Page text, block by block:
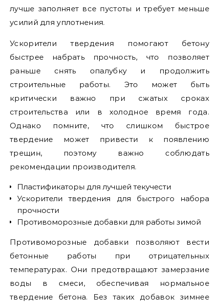
лучше заполняет все пустоты и требует меньше
усилий для уплотнения.
Ускорители твердения помогают бетону
быстрее набрать прочность, что позволяет
раньше снять опалубку и продолжить
строительные работы. Это может быть
критически важно при сжатых сроках
строительства или в холодное время года.
Однако помните, что слишком быстрое
твердение может привести к появлению
трещин, поэтому важно соблюдать
рекомендации производителя.
Пластификаторы для лучшей текучести
Ускорители твердения для быстрого набора
прочности
Противоморозные добавки для работы зимой
Противоморозные добавки позволяют вести
бетонные работы при отрицательных
температурах. Они предотвращают замерзание
воды в смеси, обеспечивая нормальное
твердение бетона. Без таких добавок зимнее